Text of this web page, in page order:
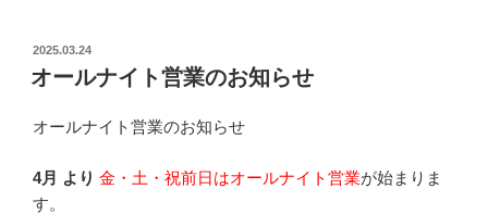
投
稿
日:
2025.03.24
オールナイト営業のお知らせ
オールナイト営業のお知らせ
4月 より 金・土・祝前日はオールナイト営業が始まりま
す。